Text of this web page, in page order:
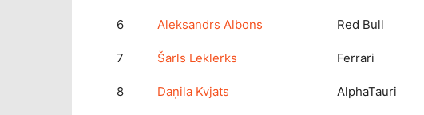
6 Aleksandrs Albons Red Bull
7 Šarls Leklerks Ferrari
8 Daņila Kvjats AlphaTauri